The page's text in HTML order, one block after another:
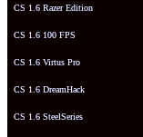
CS 1.6 Razer Edition
CS 1.6 100 FPS
CS 1.6 Virtus Pro
CS 1.6 DreamHack
CS 1.6 SteelSeries